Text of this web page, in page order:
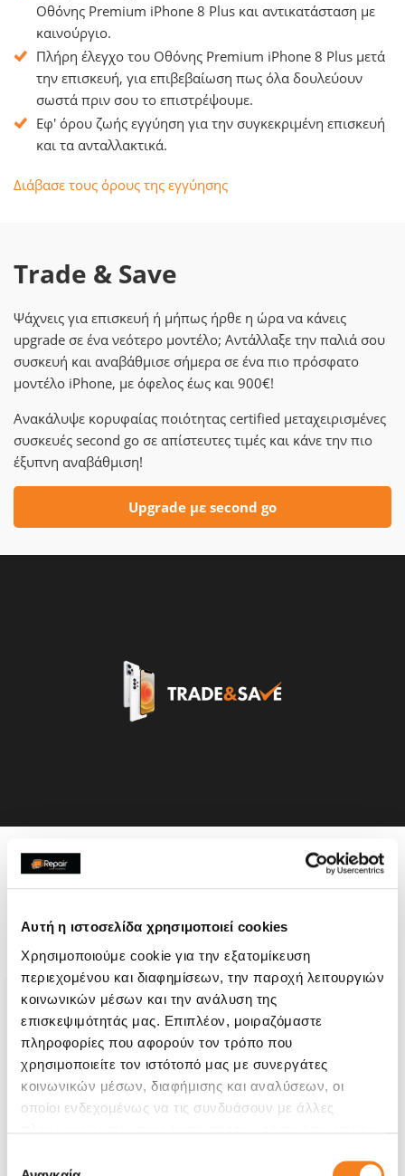
Αυτή η ιστοσελίδα χρησιμοποιεί cookies
Χρησιμοποιούμε cookie για την εξατομίκευση
περιεχομένου και διαφημίσεων, την παροχή λειτουργιών
κοινωνικών μέσων και την ανάλυση της
επισκεψιμότητάς μας. Επιπλέον, μοιραζόμαστε
πληροφορίες που αφορούν τον τρόπο που
χρησιμοποιείτε τον ιστότοπό μας με συνεργάτες
κοινωνικών μέσων, διαφήμισης και αναλύσεων, οι
οποίοι ενδεχομένως να τις συνδυάσουν με άλλες
των υπηρεσιών τους.
Οθόνης Premium iPhone 8 Plus και αντικατάσταση με
καινούργιο.
Πλήρη έλεγχο του Οθόνης Premium iPhone 8 Plus μετά
την επισκευή, για επιβεβαίωση πως όλα δουλεύουν
σωστά πριν σου το επιστρέψουμε.
Εφ' όρου ζωής εγγύηση για την συγκεκριμένη επισκευή
και τα ανταλλακτικά.
Διάβασε τους όρους της εγγύησης
Trade & Save
Ψάχνεις για επισκευή ή μήπως ήρθε η ώρα να κάνεις
upgrade σε ένα νεότερο μοντέλο; Αντάλλαξε την παλιά σου
συσκευή και αναβάθμισε σήμερα σε ένα πιο πρόσφατο
μοντέλο iPhone, με όφελος έως και 900€!
Ανακάλυψε κορυφαίας ποιότητας certified μεταχειρισμένες
συσκευές second go σε απίστευτες τιμές και κάνε την πιο
έξυπνη αναβάθμιση!
Upgrade με second go
Η συσκευή σου μπορεί να
τις παρακάτω επισκευές: